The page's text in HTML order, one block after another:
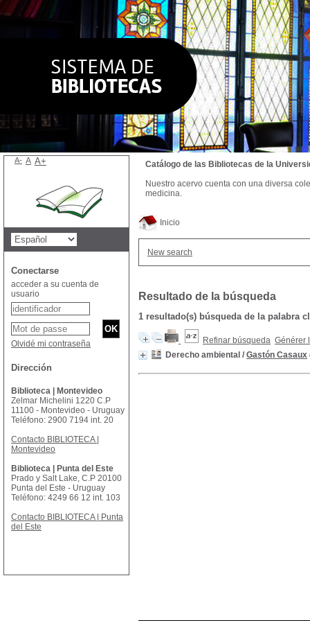
Inicio
New search
Resultado de la búsqueda
1 resultado(s) búsqueda de la palabra
Refinar búsqueda Générer
Derecho ambiental / Gastón Casaux
Catálogo de las Bibliotecas de la
Nuestro acervo cuenta con una diversa
medicina.
A- A A+
Conectarse
acceder a su cuenta de
usuario
Olvidé mi contraseña
Dirección
Biblioteca | Montevideo
Zelmar Michelini 1220 C.P
11100 - Montevideo - Uruguay
Teléfono: 2900 7194 int. 20
Contacto BIBLIOTECA |
Montevideo
Biblioteca | Punta del Este
Prado y Salt Lake, C.P 20100
Punta del Este - Uruguay
Teléfono: 4249 66 12 int. 103
Contacto BIBLIOTECA | Punta
del Este